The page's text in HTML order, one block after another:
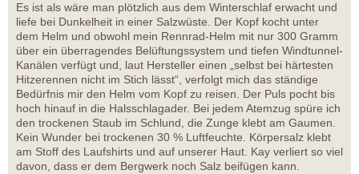
Es ist als wäre man plötzlich aus dem Winterschlaf erwacht und
liefe bei Dunkelheit in einer Salzwüste. Der Kopf kocht unter
dem Helm und obwohl mein Rennrad-Helm mit nur 300 Gramm
über ein überragendes Belüftungssystem und tiefen Windtunnel-
Kanälen verfügt und, laut Hersteller einen „selbst bei härtesten
Hitzerennen nicht im Stich lässt“, verfolgt mich das ständige
Bedürfnis mir den Helm vom Kopf zu reisen. Der Puls pocht bis
hoch hinauf in die Halsschlagader. Bei jedem Atemzug spüre ich
den trockenen Staub im Schlund, die Zunge klebt am Gaumen.
Kein Wunder bei trockenen 30 % Luftfeuchte. Körpersalz klebt
am Stoff des Laufshirts und auf unserer Haut. Kay verliert so viel
davon, dass er dem Bergwerk noch Salz beifügen kann.